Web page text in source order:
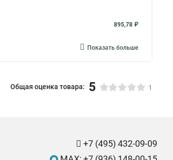
895,78 ₽
Показать больше
Общая оценка товара: 5 1
+7 (495) 432-09-09